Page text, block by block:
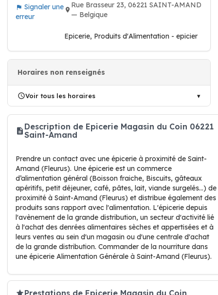
Signaler une
erreur
Rue Brasseur 23, 06221 SAINT-AMAND
— Belgique
Epicerie, Produits d'Alimentation - epicier
Horaires non renseignés
Voir tous les horaires
Description de Epicerie Magasin du Coin 06221
Saint-Amand
Prendre un contact avec une épicerie à proximité de Saint-
Amand (Fleurus). Une épicerie est un commerce
d’alimentation général (Boisson fraiche, Biscuits, gâteaux
apéritifs, petit déjeuner, café, pâtes, lait, viande surgelés…) de
proximité à Saint-Amand (Fleurus) et distribue également des
produits sans rapport avec l'alimentation. L'épicerie depuis
l'avènement de la grande distribution, un secteur d'activité lié
à l'achat des denrées alimentaires sèches et appertisées et à
leurs ventes au sein d'un magasin ou d'une centrale d'achat
de la grande distribution. Commander de la nourriture dans
une épicerie Alimentation Générale à Saint-Amand (Fleurus).
Prestations de Epicerie Magasin du Coin